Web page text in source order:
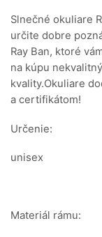
Slnečné okuliare
určite dobre
Ray Ban, ktoré
na kúpu
kvality.Okuliare
a certifikátom!
Určenie:
unisex
Materiál rámu: